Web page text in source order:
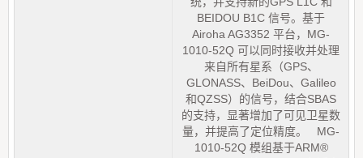
BEIDOU B1C 信号。基于
Airoha AG3352 平台，MG-
1010-52Q 可以同时接收并处理
来自所有星系（GPS、
GLONASS、BeiDou、Galileo
和QZSS）的信号，结合SBAS
的支持，显著增加了可见卫星数
量，并提高了定位精度。 MG-
1010-52Q 模组基于ARM®